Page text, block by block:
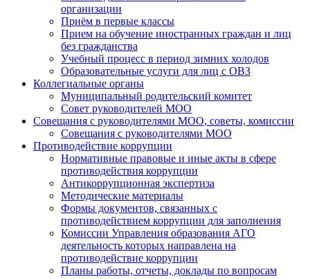
организации
Приём в первые классы
Прием на обучение иностранных граждан и лиц
без гражданства
Учебный процесс в период зимних холодов
Образовательные услуги для лиц с ОВЗ
Коллегиальные органы
Муниципальный родительский комитет
Совет руководителей МОО
Совещания с руководителями МОО, советы, комиссии
Совещания с руководителями МОО
Противодействие коррупции
Нормативные правовые и иные акты в сфере
противодействия коррупции
Антикоррупционная экспертиза
Методические материалы
Формы документов, связанных с
противодействием коррупции для заполнения
Комиссии Управления образования АГО
деятельность которых направлена на
противодействие коррупции
Планы работы, отчеты, доклады по вопросам